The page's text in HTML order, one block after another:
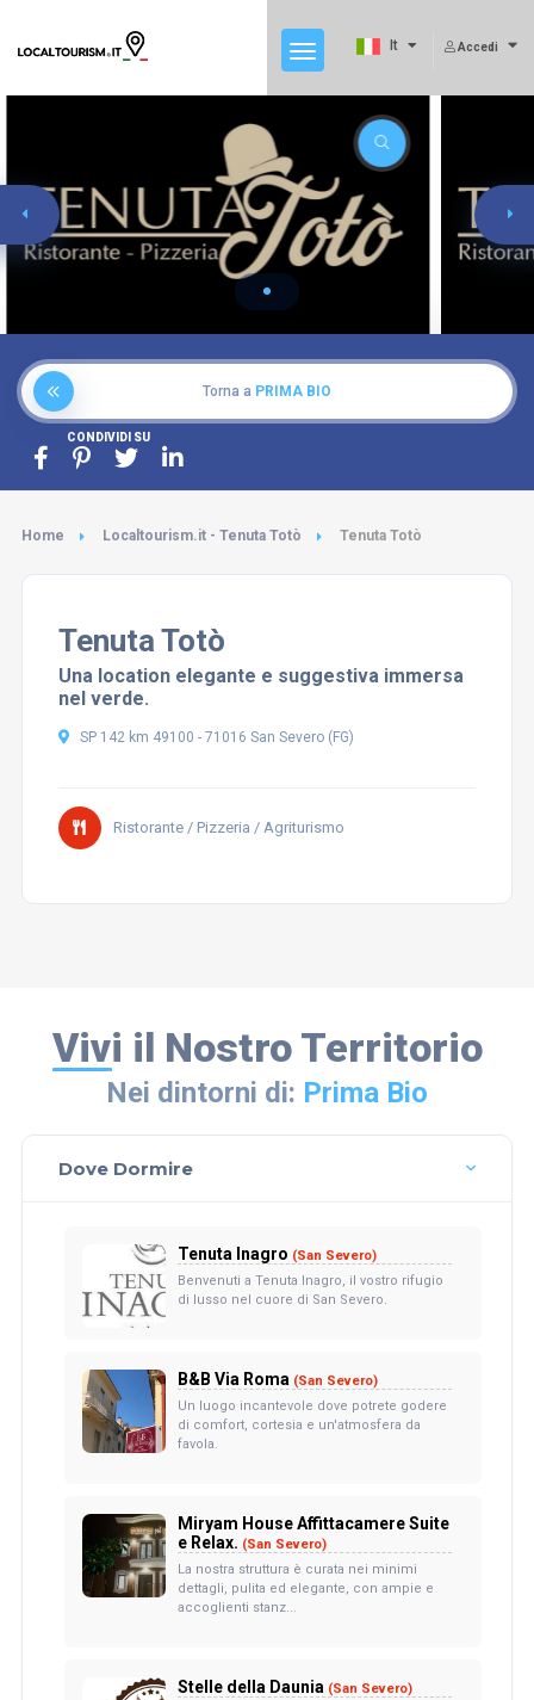
Accedi
It
Torna a PRIMA BIO
CONDIVIDI SU
Home Localtourism.it - Tenuta Totò Tenuta Totò
Tenuta Totò
Una location elegante e suggestiva immersa
nel verde.
SP 142 km 49100 - 71016 San Severo (FG)
Ristorante / Pizzeria / Agriturismo
Vivi il Nostro Territorio
Nei dintorni di: Prima Bio
Dove Dormire
Tenuta Inagro (San Severo)
Benvenuti a Tenuta Inagro, il vostro rifugio
di lusso nel cuore di San Severo.
B&B Via Roma (San Severo)
Un luogo incantevole dove potrete godere
di comfort, cortesia e un'atmosfera da
favola.
Miryam House Affittacamere Suite
e Relax. (San Severo)
La nostra struttura è curata nei minimi
dettagli, pulita ed elegante, con ampie e
accoglienti stanz...
Stelle della Daunia (San Severo)